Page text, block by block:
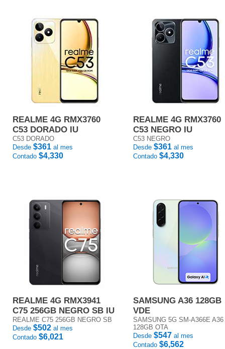
REALME 4G RMX3760
C53 DORADO IU
C53 DORADO
Desde $361 al mes
Contado $4,330
REALME 4G RMX3760
C53 NEGRO IU
C53 NEGRO
Desde $361 al mes
Contado $4,330
REALME 4G RMX3941
C75 256GB NEGRO SB IU
REALME C75 256GB NEGRO SB
Desde $502 al mes
Contado $6,021
SAMSUNG A36 128GB
VDE
SAMSUNG 5G SM-A366E A36
128GB OTA
Desde $547 al mes
Contado $6,562